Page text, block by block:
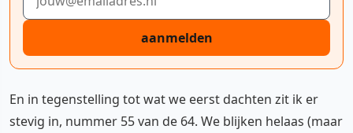
aanmelden
En in tegenstelling tot wat we eerst dachten zit ik er
stevig in, nummer 55 van de 64. We blijken helaas (maar